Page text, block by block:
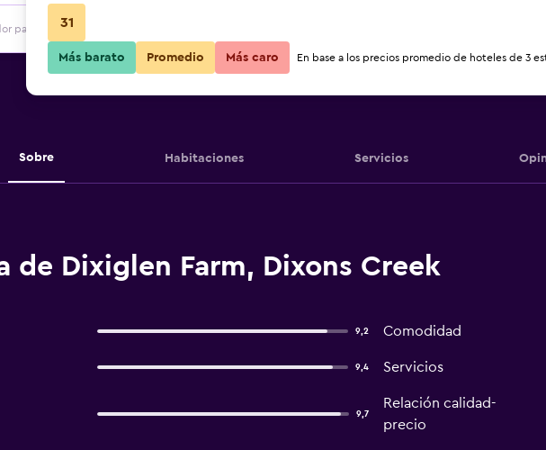
para Dixiglen Farm
Sobre Habitaciones Servicios
de Dixiglen Farm, Dixons Creek
9,2 Comodidad
9,4 Servicios
9,7
Relación calidad-
precio
31
Más barato Promedio Más caro En base a los precios promedio de hoteles de 3